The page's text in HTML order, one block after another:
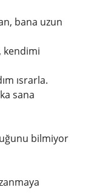
bana uzun
kendimi
ısrarla.
sana
bilmiyor